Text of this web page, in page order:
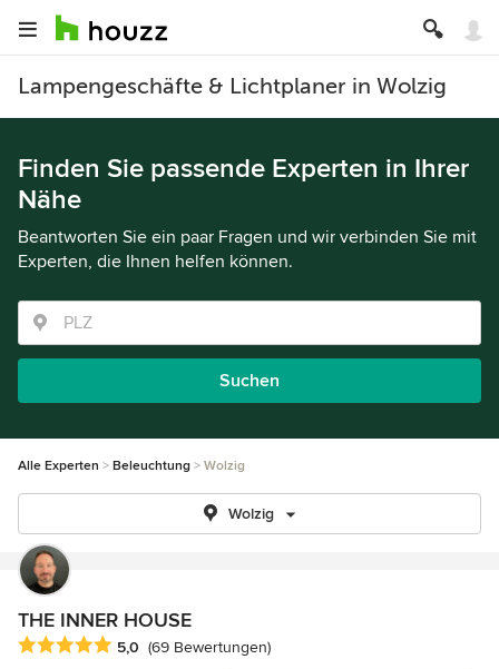
Lampengeschäfte & Lichtplaner in Wolzig
Finden Sie passende Experten in Ihrer
Nähe
Beantworten Sie ein paar Fragen und wir verbinden Sie mit
Experten, die Ihnen helfen können.
Suchen
Alle Experten Beleuchtung Wolzig
Wolzig
THE INNER HOUSE
Durchschnittliche Bewertung: 5 von 5 Sternen
5,0 (69 Bewertungen)